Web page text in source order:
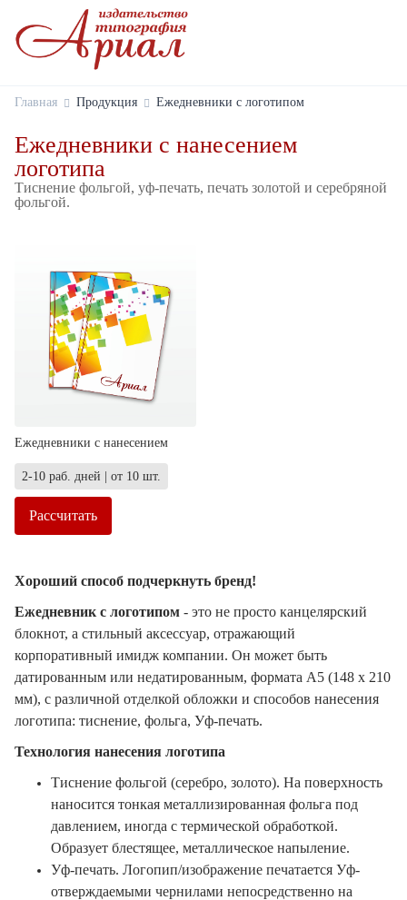
Главная Продукция Ежедневники с логотипом
Ежедневники с нанесением
логотипа
Тиснение фольгой, уф-печать, печать золотой и серебряной
фольгой.
Ежедневники с нанесением
2-10 раб. дней | от 10 шт.
Рассчитать
Хороший способ подчеркнуть бренд!
Ежедневник с логотипом - это не просто канцелярский
блокнот, а стильный аксессуар, отражающий
корпоративный имидж компании. Он может быть
датированным или недатированным, формата А5 (148 х 210
мм), с различной отделкой обложки и способов нанесения
логотипа: тиснение, фольга, Уф-печать.
Технология нанесения логотипа
Тиснение фольгой (серебро, золото). На поверхность
наносится тонкая металлизированная фольга под
давлением, иногда с термической обработкой.
Образует блестящее, металлическое напыление.
Уф-печать. Логопип/изображение печатается Уф-
отверждаемыми чернилами непосредственно на